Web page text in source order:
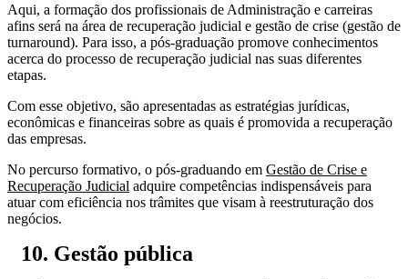
Aqui, a formação dos profissionais de Administração e carreiras
afins será na área de recuperação judicial e gestão de crise (gestão de
turnaround). Para isso, a pós-graduação promove conhecimentos
acerca do processo de recuperação judicial nas suas diferentes
etapas.
Com esse objetivo, são apresentadas as estratégias jurídicas,
econômicas e financeiras sobre as quais é promovida a recuperação
das empresas.
No percurso formativo, o pós-graduando em Gestão de Crise e
Recuperação Judicial adquire competências indispensáveis para
atuar com eficiência nos trâmites que visam à reestruturação dos
negócios.
10. Gestão pública